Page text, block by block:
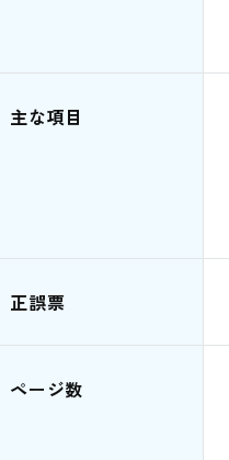
主な項目
正誤票
ページ数